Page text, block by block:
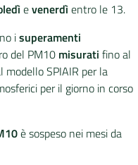
evenerdìentro le 13.
isuperamenti
del PM10 misurati fino al
modello SPIAIR per la
per il giorno in corso
è sospeso nei mesi da